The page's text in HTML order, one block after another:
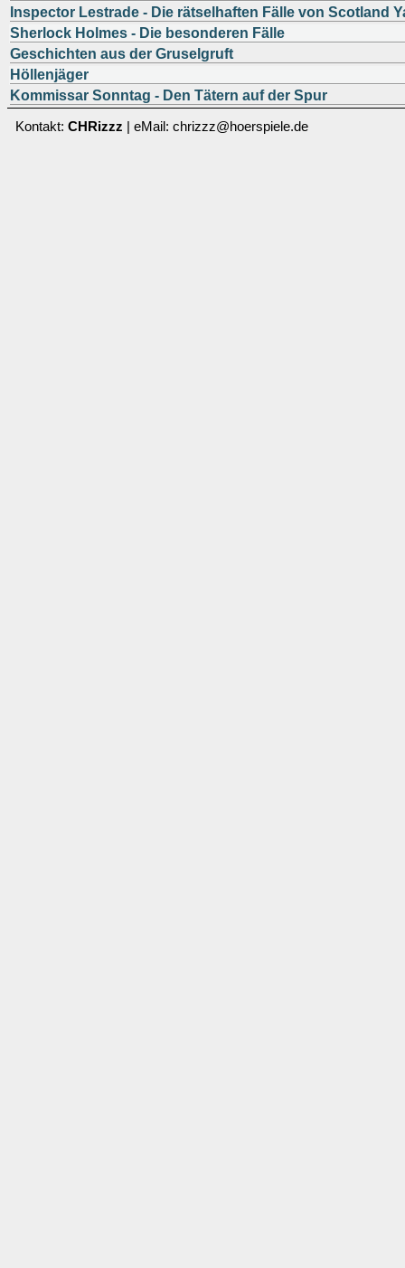
Inspector Lestrade - Die rätselhaften Fälle von Scotland
Sherlock Holmes - Die besonderen Fälle
Geschichten aus der Gruselgruft
Höllenjäger
Kommissar Sonntag - Den Tätern auf der Spur
Kontakt: CHRizzz | eMail: chrizzz@hoerspiele.de